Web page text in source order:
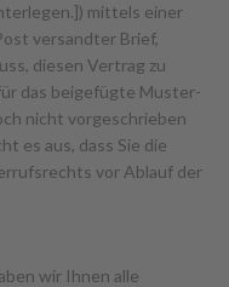
mittels einer
versandter Brief,
diesen Vertrag zu
das beigefügte Muster-
nicht vorgeschrieben
es aus, dass Sie die
vor Ablauf der
wir Ihnen alle